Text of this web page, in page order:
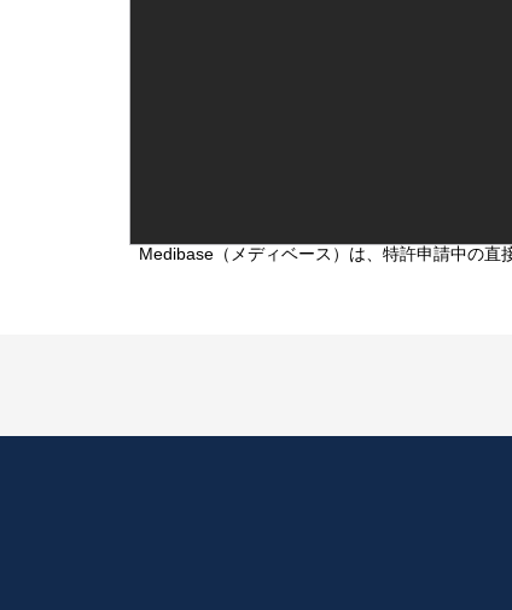
Medibase（メディベース）は、特許申請中の直